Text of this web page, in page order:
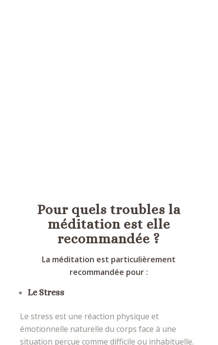
Pour quels troubles la
méditation est elle
recommandée ?
La méditation est particulièrement
recommandée pour :
Le Stress
Le stress est une réaction physique et
émotionnelle naturelle du corps face à une
situation perçue comme difficile ou inhabituelle.